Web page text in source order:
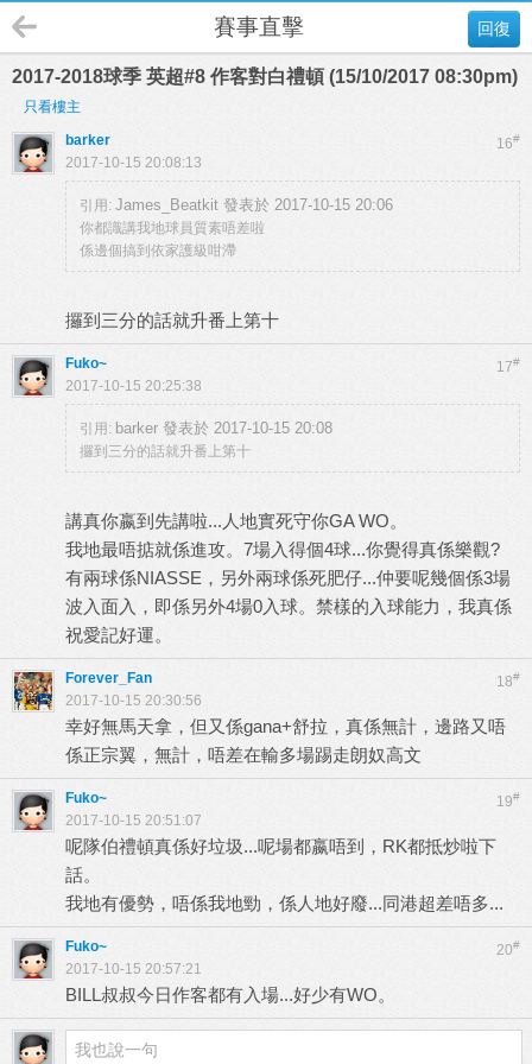
回復
賽事直擊
2017-2018球季 英超#8 作客對白禮頓 (15/10/2017 08:30pm)
只看樓主
16#
barker
2017-10-15 20:08:13
引用: James_Beatkit 發表於 2017-10-15 20:06
你都識講我地球員質素唔差啦
係邊個搞到依家護級咁滯
攞到三分的話就升番上第十
17#
Fuko~
2017-10-15 20:25:38
引用: barker 發表於 2017-10-15 20:08
攞到三分的話就升番上第十
講真你嬴到先講啦...人地實死守你GA WO。
我地最唔掂就係進攻。7場入得個4球...你覺得真係樂觀?
有兩球係NIASSE，另外兩球係死肥仔...仲要呢幾個係3場
波入面入，即係另外4場0入球。禁樣的入球能力，我真係
祝愛記好運。
18#
Forever_Fan
2017-10-15 20:30:56
幸好無馬天拿，但又係gana+舒拉，真係無計，邊路又唔
係正宗翼，無計，唔差在輸多場踢走朗奴高文
19#
Fuko~
2017-10-15 20:51:07
呢隊伯禮頓真係好垃圾...呢場都嬴唔到，RK都抵炒啦下
話。
我地有優勢，唔係我地勁，係人地好廢...同港超差唔多...
20#
Fuko~
2017-10-15 20:57:21
BILL叔叔今日作客都有入場...好少有WO。